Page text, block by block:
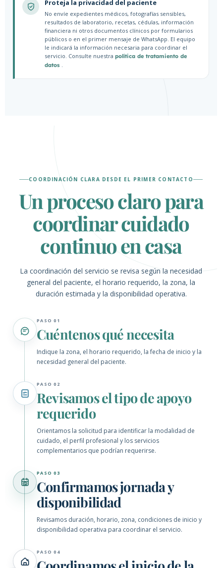
Proteja la privacidad del paciente
No envíe expedientes médicos, fotografías sensibles,
resultados de laboratorio, recetas, cédulas, información
financiera ni otros documentos clínicos por formularios
públicos o en el primer mensaje de WhatsApp. El equipo
le indicará la información necesaria para coordinar el
servicio. Consulte nuestra política de tratamiento de
datos .
COORDINACIÓN CLARA DESDE EL PRIMER CONTACTO
Un proceso claro para
coordinar cuidado
continuo en casa
La coordinación del servicio se revisa según la necesidad
general del paciente, el horario requerido, la zona, la
duración estimada y la disponibilidad operativa.
PASO 01
Cuéntenos qué necesita
Indique la zona, el horario requerido, la fecha de inicio y la
necesidad general del paciente.
PASO 02
Revisamos el tipo de apoyo
requerido
Orientamos la solicitud para identificar la modalidad de
cuidado, el perfil profesional y los servicios
complementarios que podrían requerirse.
PASO 03
Confirmamos jornada y
disponibilidad
Revisamos duración, horario, zona, condiciones de inicio y
disponibilidad operativa para coordinar el servicio.
PASO 04